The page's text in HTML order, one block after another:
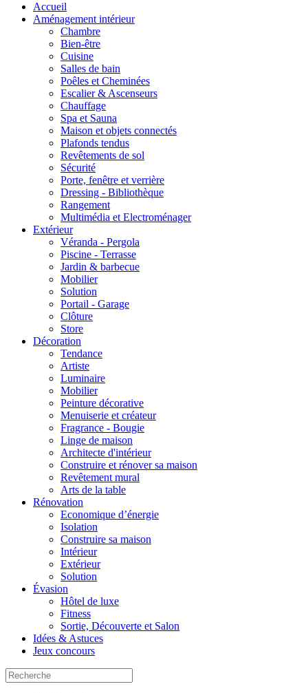
Accueil
Aménagement intérieur
Chambre
Bien-être
Cuisine
Salles de bain
Poêles et Cheminées
Escalier & Ascenseurs
Chauffage
Spa et Sauna
Maison et objets connectés
Plafonds tendus
Revêtements de sol
Sécurité
Porte, fenêtre et verrière
Dressing - Bibliothèque
Rangement
Multimédia et Electroménager
Extérieur
Véranda - Pergola
Piscine - Terrasse
Jardin & barbecue
Mobilier
Solution
Portail - Garage
Clôture
Store
Décoration
Tendance
Artiste
Luminaire
Mobilier
Peinture décorative
Menuiserie et créateur
Fragrance - Bougie
Linge de maison
Architecte d'intérieur
Construire et rénover sa maison
Revêtement mural
Arts de la table
Rénovation
Economique d’énergie
Isolation
Construire sa maison
Intérieur
Extérieur
Solution
Évasion
Hôtel de luxe
Fitness
Sortie, Découverte et Salon
Idées & Astuces
Jeux concours